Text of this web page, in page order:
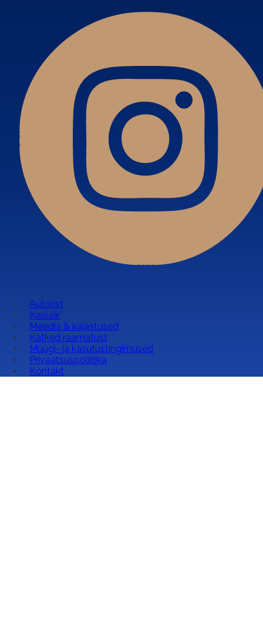
Autorist
Kasulik
Meedia & kajastused
Katked raamatust
Müügi- ja kasutustingimused
Privaatsuspoliitika
Kontakt